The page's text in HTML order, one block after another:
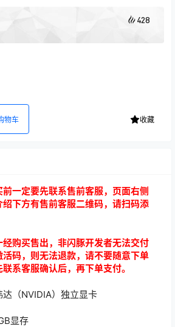
428
物车 收藏
前一定要先联系售前客服，页面右侧
绍下方有售前客服二维码，请扫码添
经购买售出，非闪豚开发者无法交付
活码，则无法退款，请不要随意下单
系客服确认后，再下单支付。
达（NVIDIA）独立显卡
显存